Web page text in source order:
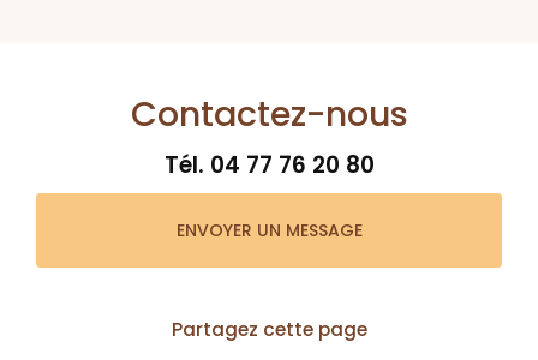
Contactez-nous
Tél. 04 77 76 20 80
ENVOYER UN MESSAGE
Partagez cette page